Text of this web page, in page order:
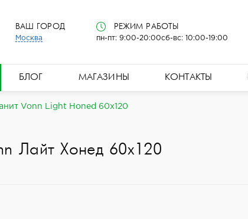
ВАШ ГОРОД
Москва
РЕЖИМ РАБОТЫ
пн-пт: 9:00-20:00сб-вс: 10:00-19:00
БЛОГ МАГАЗИНЫ КОНТАКТЫ
Vonn Light Honed 60x120
Лайт Хонед 60x120